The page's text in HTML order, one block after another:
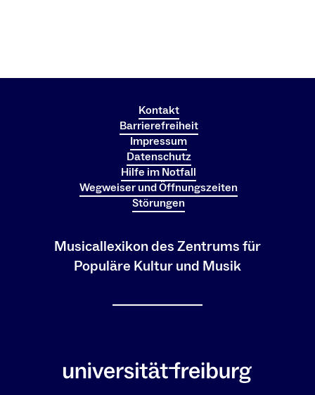
Kontakt
Barrierefreiheit
Impressum
Datenschutz
Hilfe im Notfall
Wegweiser und Öffnungszeiten
Störungen
Musicallexikon des Zentrums für
Populäre Kultur und Musik